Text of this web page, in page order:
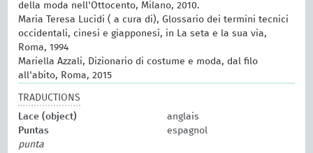
della moda nell'Ottocento, Milano, 2010.
Maria Teresa Lucidi ( a cura di), Glossario dei termini tecnici
occidentali, cinesi e giapponesi, in La seta e la sua via,
Roma, 1994
Mariella Azzali, Dizionario di costume e moda, dal filo
all'abito, Roma, 2015
TRADUCTIONS
Lace (object)
anglais
Puntas
espagnol
punta